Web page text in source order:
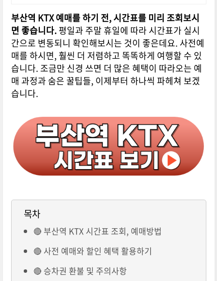
부산역 KTX 예매를 하기 전, 시간표를 미리 조회보시
면 좋습니다.평일과 주말 휴일에 따라 시간표가 실시
간으로 변동되니 확인해보시는 것이 좋은데요. 사전예
매를 하시면, 훨씬 더 저렴하고 똑똑하게 여행할 수 있
습니다. 조금만 신경 쓰면 더 많은 혜택이 따라오는 예
매 과정과 숨은 꿀팁들, 이제부터 하나씩 파헤쳐 보겠
습니다.
목차
🔴 부산역 KTX 시간표 조회, 예매방법
🔴 사전 예매와 할인 혜택 활용하기
🔴 승차권 환불 및 주의사항